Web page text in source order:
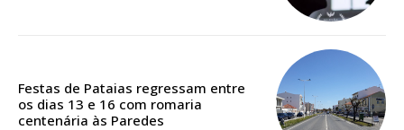
Festas de Pataias regressam entre
os dias 13 e 16 com romaria
centenária às Paredes